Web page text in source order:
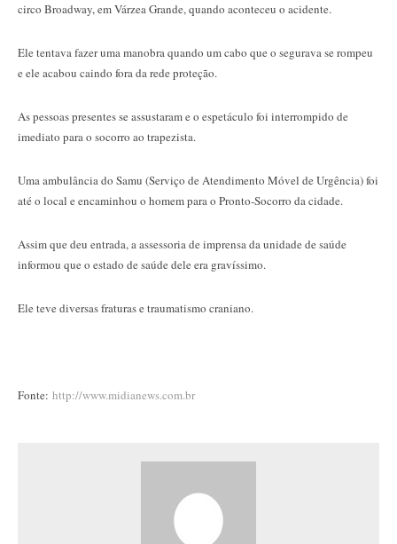
circo Broadway, em Várzea Grande, quando aconteceu o acidente.
Ele tentava fazer uma manobra quando um cabo que o segurava se rompeu
e ele acabou caindo fora da rede proteção.
As pessoas presentes se assustaram e o espetáculo foi interrompido de
imediato para o socorro ao trapezista.
Uma ambulância do Samu (Serviço de Atendimento Móvel de Urgência) foi
até o local e encaminhou o homem para o Pronto-Socorro da cidade.
Assim que deu entrada, a assessoria de imprensa da unidade de saúde
informou que o estado de saúde dele era gravíssimo.
Ele teve diversas fraturas e traumatismo craniano.
Fonte: http://www.midianews.com.br